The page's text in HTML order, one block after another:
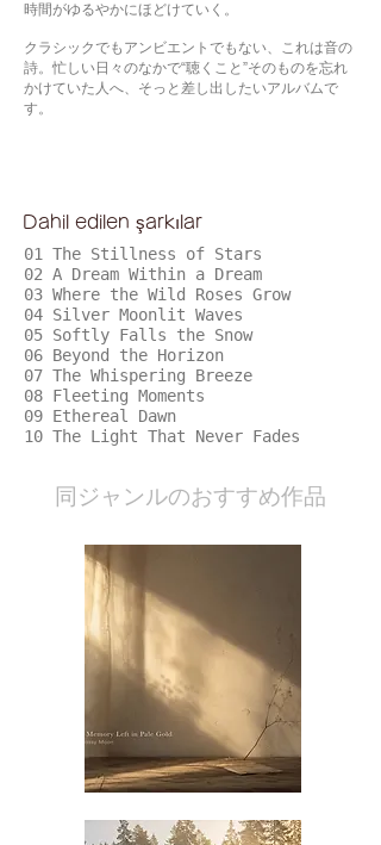
時間がゆるやかにほどけていく。
クラシックでもアンビエントでもない、これは音の
詩。忙しい日々のなかで“聴くこと”そのものを忘れ
かけていた人へ、そっと差し出したいアルバムで
す。
Dahil edilen şarkılar
01 The Stillness of Stars
02 A Dream Within a Dream
03 Where the Wild Roses Grow
04 Silver Moonlit Waves
05 Softly Falls the Snow
06 Beyond the Horizon
07 The Whispering Breeze
08 Fleeting Moments
09 Ethereal Dawn
10 The Light That Never Fades
​同ジャンルのおすすめ作品